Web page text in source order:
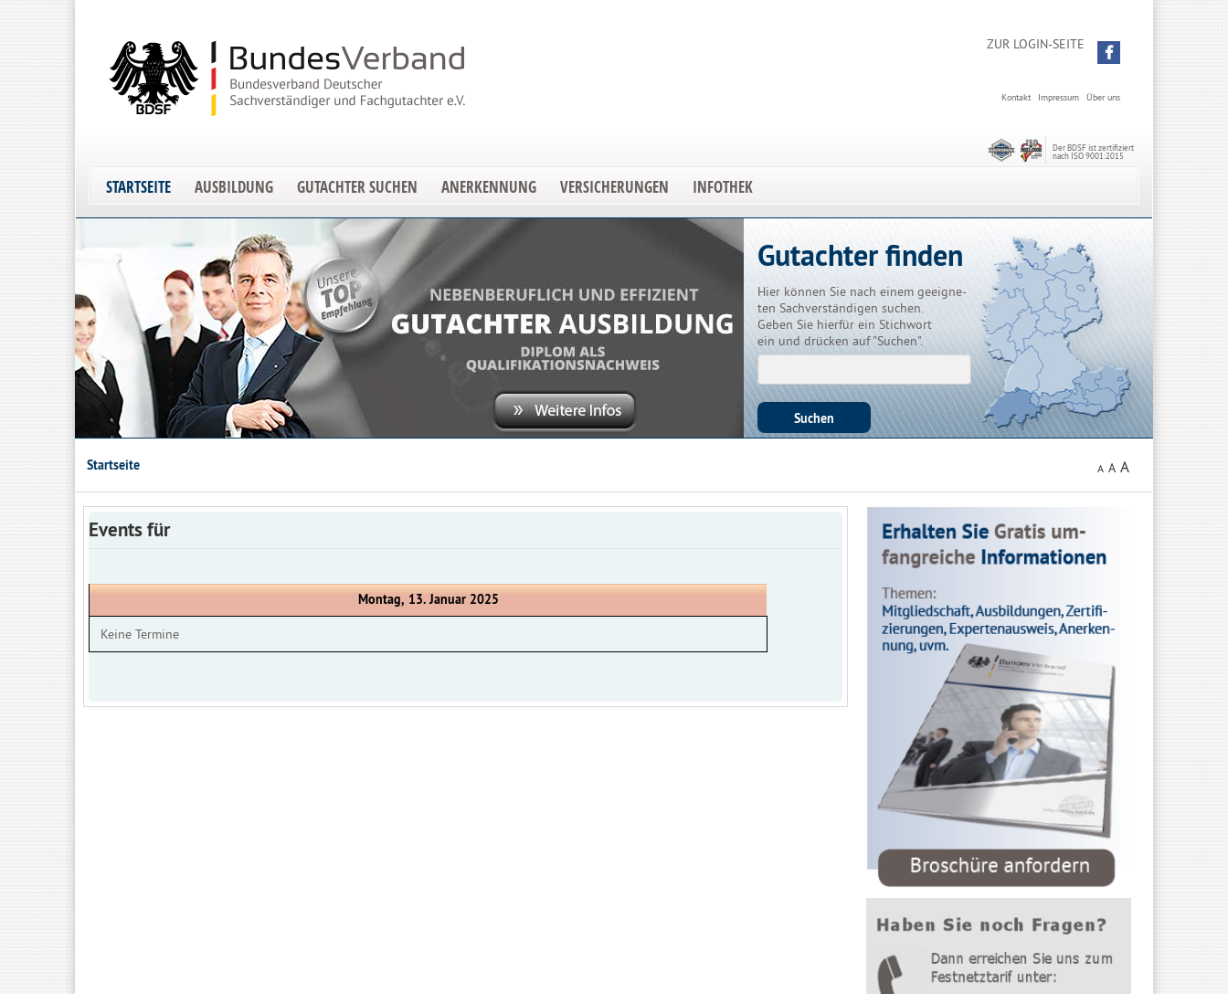
ZUR LOGIN-SEITE
Über uns
Impressum
Kontakt
Der BDSF ist zertifiziert
nach ISO 9001:2015
STARTSEITE AUSBILDUNG GUTACHTER SUCHEN ANERKENNUNG VERSICHERUNGEN INFOTHEK
Gutachter finden
Hier können Sie nach einem geeigne-
ten Sachverständigen suchen.
Geben Sie hierfür ein Stichwort
ein und drücken auf "Suchen".
Startseite A A A
Events für
Montag, 13. Januar 2025
Keine Termine